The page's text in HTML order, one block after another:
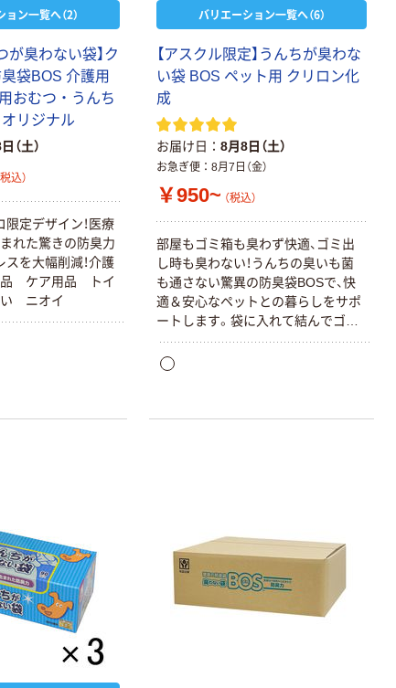
ン一覧へ（2）
が臭わない袋】ク
袋BOS 介護用
むつ ・ うんち
リジナル
（土）
税込）
限定デザイン！医療
れた驚きの防臭力
スを大幅削減！介護
ケア用品 トイ
ニオイ
バリエーション一覧へ（6）
【アスクル限定】うんちが臭わな
い袋 BOS ペット用 クリロン化
成
お届け日 8月8日（土）
お急ぎ便 8月7日（金）
￥950~ （税込）
部屋もゴミ箱も臭わず快適、ゴミ出
し時も臭わない！うんちの臭いも菌
も通さない驚異の防臭袋BOSで、快
適＆安心なペットとの暮らしをサポ
ートします。袋に入れて結んでゴミ
箱に捨てるだけ。うんちの後もにお
いを気にせずお散歩でき、トイレに
ペット用 トイレ用品 ケア用品 ウン
本気プライス
アスクル トイ
レのおそうじシ
ート 大王製紙
共同企画 トイ
レクリーナー
トイレシート
オリジナル
￥330~
オリジナル
コピー用紙 ア
スクル マルチ
ペーパー スーパ
ーホワイト+